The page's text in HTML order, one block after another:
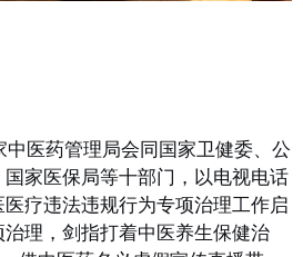
医药管理局会同国家卫健委、公
家医保局等十部门，以电视电话
疗违法违规行为专项治理工作启
理，剑指打着中医养生保健治